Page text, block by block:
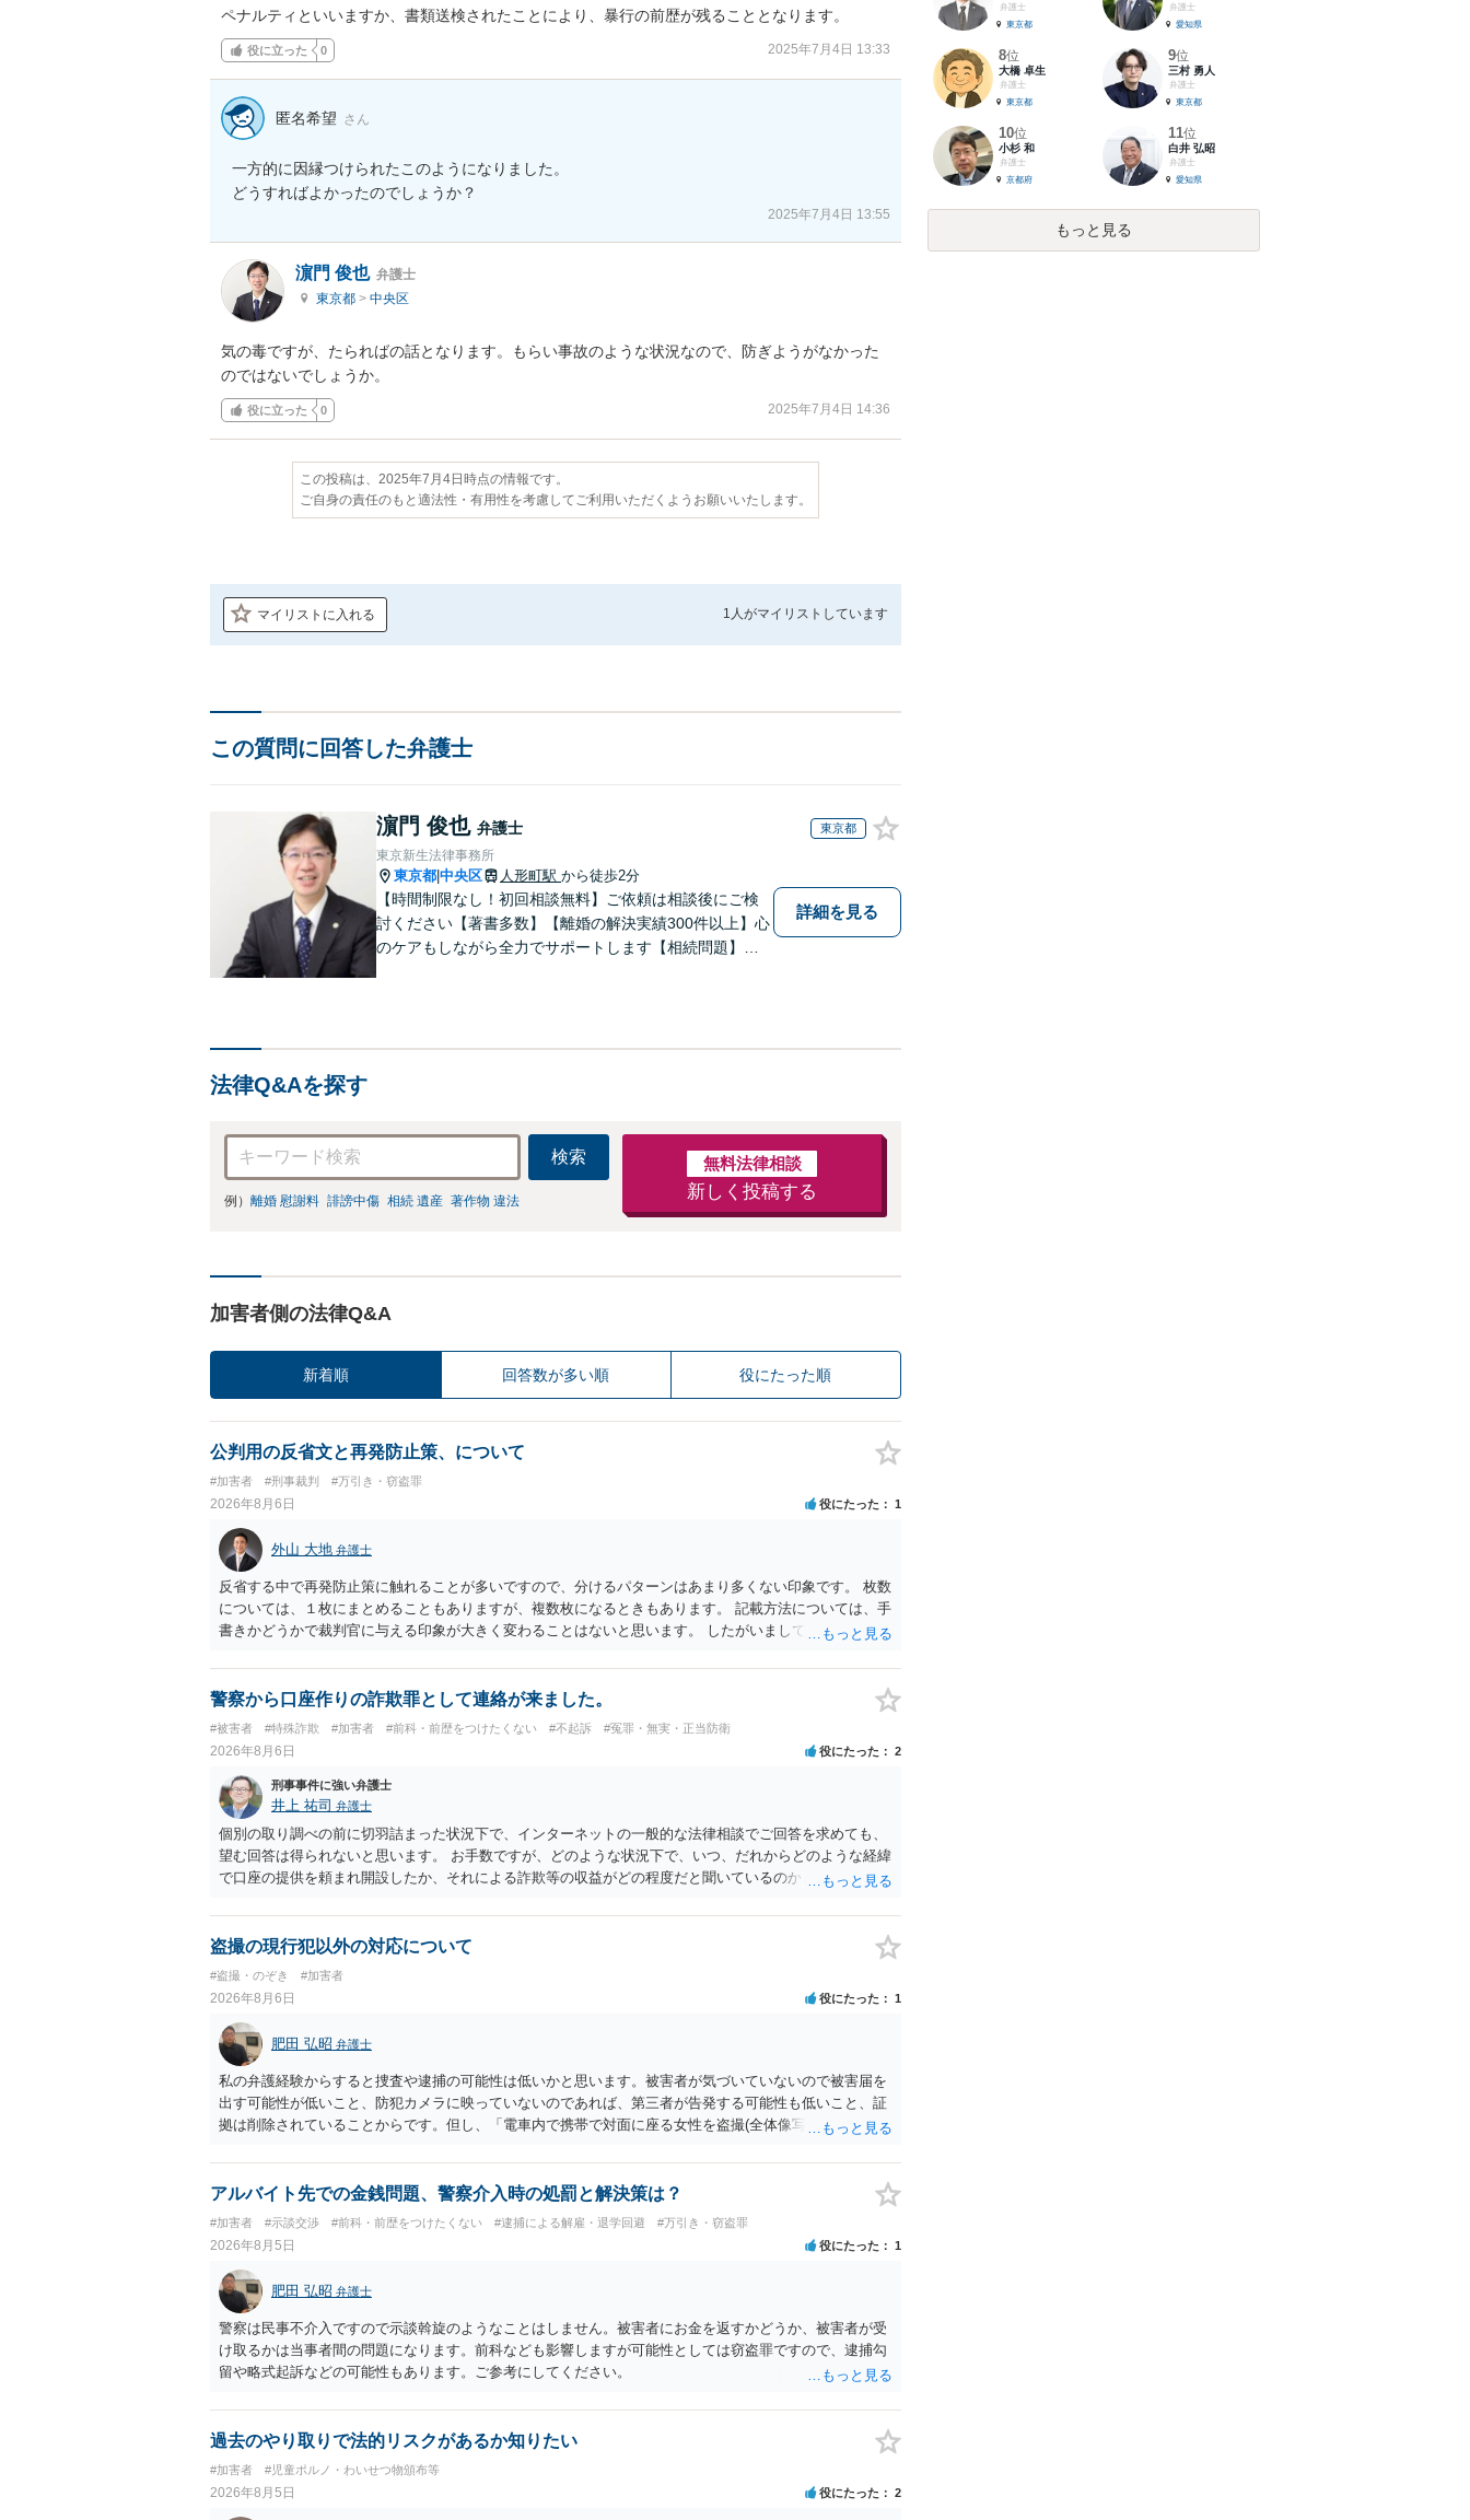
ペナルティといいますか、書類送検されたことにより、暴行の前歴が残ることとなります。
役に立った 0 2025年7月4日 13:33
匿名希望 さん
一方的に因縁つけられたこのようになりました。
どうすればよかったのでしょうか？
2025年7月4日 13:55
濵門 俊也 弁護士
東京都 > 中央区
気の毒ですが、たらればの話となります。もらい事故のような状況なので、防ぎようがなかった
のではないでしょうか。
役に立った 0 2025年7月4日 14:36
この投稿は、2025年7月4日時点の情報です。
ご自身の責任のもと適法性・有用性を考慮してご利用いただくようお願いいたします。
マイリストに入れる 1人がマイリストしています
この質問に回答した弁護士
濵門 俊也 弁護士 東京都
東京新生法律事務所
東京都 中央区 人形町駅 から徒歩2分
【時間制限なし！初回相談無料】ご依頼は相談後にご検
討ください【著書多数】【離婚の解決実績300件以上】心
のケアもしながら全力でサポートします【相続問題】複
詳細を見る
法律Q&Aを探す
検索
例） 離婚 慰謝料 誹謗中傷 相続 遺産 著作物 違法
無料法律相談
新しく投稿する
加害者側の法律Q&A
新着順 回答数が多い順 役にたった順
公判用の反省文と再発防止策、について
#加害者 #刑事裁判 #万引き・窃盗罪
2026年8月6日 役にたった 1
外山 大地 弁護士
反省する中で再発防止策に触れることが多いですので、分けるパターンはあまり多くない印象です。 枚数
については、１枚にまとめることもありますが、複数枚になるときもあります。 記載方法については、手
書きかどうかで裁判官に与える印象が大きく変わることはないと思います。 したがいまして、いずれも良
警察から口座作りの詐欺罪として連絡が来ました。
#被害者 #特殊詐欺 #加害者 #前科・前歴をつけたくない #不起訴 #冤罪・無実・正当防衛
2026年8月6日 役にたった 2
刑事事件に強い弁護士
井上 祐司 弁護士
個別の取り調べの前に切羽詰まった状況下で、インターネットの一般的な法律相談でご回答を求めても、
望む回答は得られないと思います。 お手数ですが、どのような状況下で、いつ、だれからどのような経緯
で口座の提供を頼まれ開設したか、それによる詐欺等の収益がどの程度だと聞いているのかということに
でいえば、任意取り調べの場合、ＩＣレコーダーを持参して取り調べ内容を録音することは必須だと考え
ます。
盗撮の現行犯以外の対応について
#盗撮・のぞき #加害者
2026年8月6日 役にたった 1
肥田 弘昭 弁護士
私の弁護経験からすると捜査や逮捕の可能性は低いかと思います。被害者が気づいていないので被害届を
出す可能性が低いこと、防犯カメラに映っていないのであれば、第三者が告発する可能性も低いこと、証
拠は削除されていることからです。但し、「電車内で携帯で対面に座る女性を盗撮(全体像写真1枚と5秒程
査段階では性的姿態等撮影罪の被疑事実で逮捕勾留されるケースが私の弁護経験では多くなった印象です
（最終的には不起訴ないし各都道府県の迷惑防止条例違反になることもあります）。2度としないことを
アルバイト先での金銭問題、警察介入時の処罰と解決策は？
#加害者 #示談交渉 #前科・前歴をつけたくない #逮捕による解雇・退学回避 #万引き・窃盗罪
2026年8月5日 役にたった 1
肥田 弘昭 弁護士
警察は民事不介入ですので示談斡旋のようなことはしません。被害者にお金を返すかどうか、被害者が受
け取るかは当事者間の問題になります。前科なども影響しますが可能性としては窃盗罪ですので、逮捕勾
留や略式起訴などの可能性もあります。ご参考にしてください。
過去のやり取りで法的リスクがあるか知りたい
#加害者 #児童ポルノ・わいせつ物頒布等
2026年8月5日 役にたった 2
弁護士
東京都
弁護士
愛知県
8位
大橋 卓生
弁護士
東京都
9位
三村 勇人
弁護士
東京都
10位
小杉 和
弁護士
京都府
11位
白井 弘昭
弁護士
愛知県
もっと見る